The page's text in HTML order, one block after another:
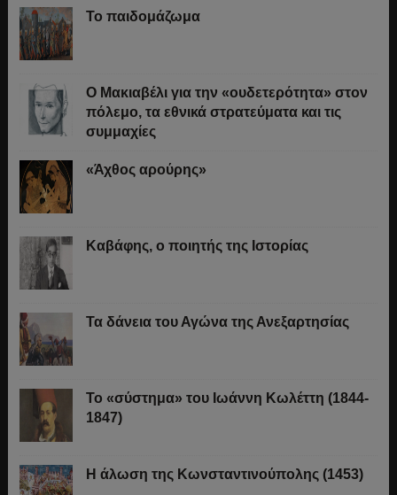
Το παιδομάζωμα
O Μακιαβέλι για την «ουδετερότητα» στον
πόλεμο, τα εθνικά στρατεύματα και τις
συμμαχίες
«Άχθος αρούρης»
Καβάφης, ο ποιητής της Ιστορίας
Τα δάνεια του Αγώνα της Ανεξαρτησίας
Το «σύστημα» του Ιωάννη Κωλέττη (1844-
1847)
Η άλωση της Κωνσταντινούπολης (1453)